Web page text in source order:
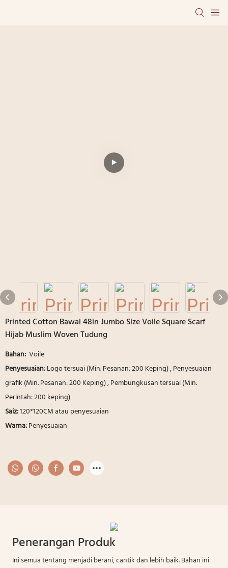
Printed Cotton Bawal 48in Jumbo Size Voile Square Scarf
Hijab Muslim Woven Tudung
Bahan: Voile
Penyesuaian:Logo tersuai (Min. Pesanan: 200 Keping) , Penyesuaian
grafik (Min. Pesanan: 200 Keping) , Pembungkusan tersuai (Min.
Perintah: 200 keping)
Saiz:120*120CM atau penyesuaian
Warna:Penyesuaian
Penerangan Produk
Ini semua tentang menjadi berani, cantik dan lebih baik. Bahan ini